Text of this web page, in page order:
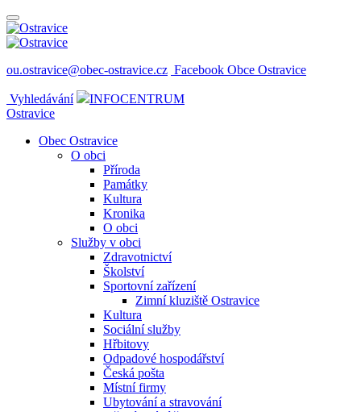
ou.ostravice@obec-ostravice.cz Facebook Obce Ostravice
Vyhledávání
INFOCENTRUM
Ostravice
Obec Ostravice
O obci
Příroda
Památky
Kultura
Kronika
O obci
Služby v obci
Zdravotnictví
Školství
Sportovní zařízení
Zimní kluziště Ostravice
Kultura
Sociální služby
Hřbitovy
Odpadové hospodářství
Česká pošta
Místní firmy
Ubytování a stravování